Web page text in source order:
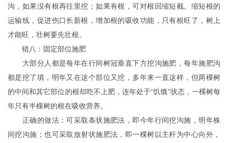
沟，如果没有根再往里挖；如果有根，可对根回缩短截。缩短根的
运输线，促进伤口长新根，增加根的吸收功能，只有根旺了，树上
才能旺，壮树要先壮根。
错八：固定部位施肥
大部分人都是每年在行间树冠垂直下方挖沟施肥，每年施肥沟
都是挖了填，明年又在这个部位又挖，多年来一直这样，但两棵树
的中间和其它部位的根却吃不上肥，连年处于“饥饿”状态，一棵树每
年只有半棵树的根在吸收营养。
正确的做法：可采取条状施肥法，即今年行间挖沟施，明年株
间挖沟施；也可采取放射状施肥法，即一棵树以主杆为中心向外，